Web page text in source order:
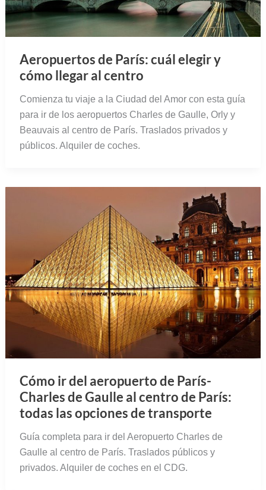
Aeropuertos de París: cuál elegir y
cómo llegar al centro
Comienza tu viaje a la Ciudad del Amor con esta guía
para ir de los aeropuertos Charles de Gaulle, Orly y
Beauvais al centro de París. Traslados privados y
públicos. Alquiler de coches.
Cómo ir del aeropuerto de París-
Charles de Gaulle al centro de París:
todas las opciones de transporte
Guía completa para ir del Aeropuerto Charles de
Gaulle al centro de París. Traslados públicos y
privados. Alquiler de coches en el CDG.